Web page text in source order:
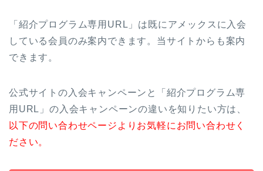
「紹介プログラム専用URL」は既にアメックスに入会
している会員のみ案内できます。当サイトからも案内
できます。
公式サイトの入会キャンペーンと「紹介プログラム専
用URL」の入会キャンペーンの違いを知りたい方は、
以下の問い合わせページよりお気軽にお問い合わせく
ださい。